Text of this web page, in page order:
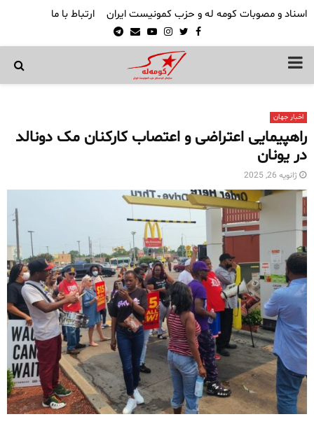
اسناد و مصوبات کومه له و حزب کمونیست ایران ارتباط با ما
Facebook
Twitter
Instagram
Youtube
Email
Telegram
PRIMARY
اخبار جهان
راهپیمایی اعتراضی و اعتصاب کارکنان مک دونالد
در یونان
ژانویه 26, 2025